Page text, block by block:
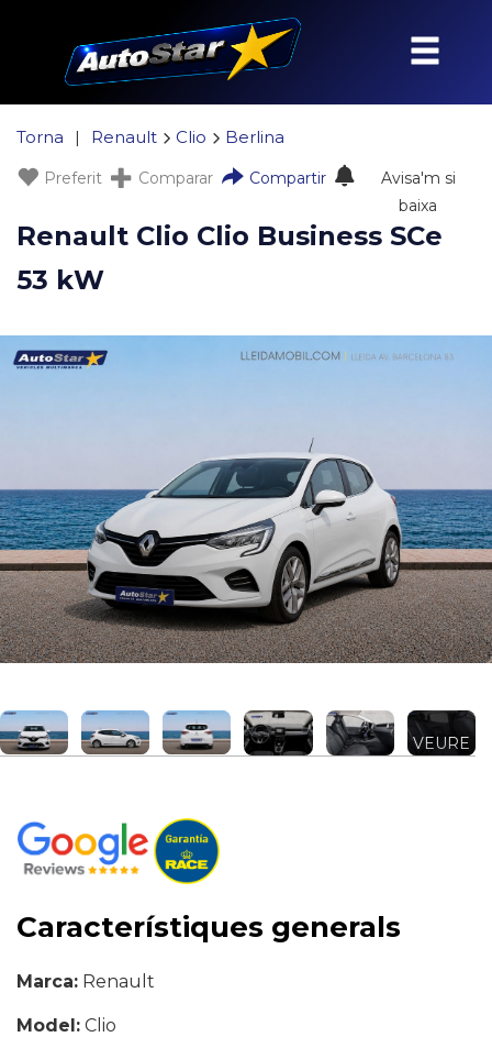
Torna | Renault Clio Berlina
Preferit Comparar Compartir
Avisa'm si
baixa
Renault Clio Clio Business SCe
53 kW
VEURE
Característiques generals
Marca: Renault
Model: Clio